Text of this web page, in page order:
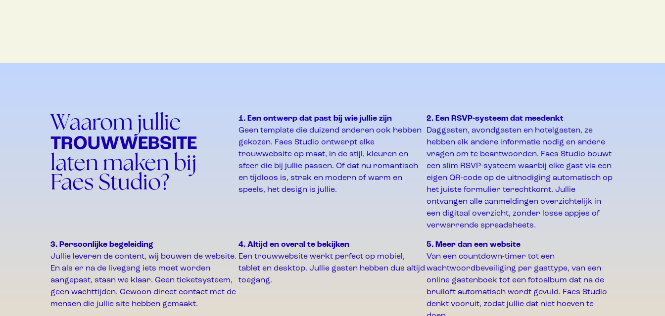
Waarom jullie
TROUWWEBSITE
laten maken bij
Faes Studio?
1. Een ontwerp dat past bij wie jullie zijn
Geen template die duizend anderen ook hebben
gekozen. Faes Studio ontwerpt elke
trouwwebsite op maat, in de stijl, kleuren en
sfeer die bij jullie passen. Of dat nu romantisch
en tijdloos is, strak en modern of warm en
speels, het design is jullie.
2. Een RSVP-systeem dat meedenkt
Daggasten, avondgasten en hotelgasten, ze
hebben elk andere informatie nodig en andere
vragen om te beantwoorden. Faes Studio bouwt
een slim RSVP-systeem waarbij elke gast via een
eigen QR-code op de uitnodiging automatisch op
het juiste formulier terechtkomt. Jullie
ontvangen alle aanmeldingen overzichtelijk in
een digitaal overzicht, zonder losse appjes of
verwarrende spreadsheets.
3. Persoonlijke begeleiding
Jullie leveren de content, wij bouwen de website.
En als er na de livegang iets moet worden
aangepast, staan we klaar. Geen ticketsysteem,
geen wachttijden. Gewoon direct contact met de
mensen die jullie site hebben gemaakt.
4. Altijd en overal te bekijken
Een trouwwebsite werkt perfect op mobiel,
tablet en desktop. Jullie gasten hebben dus altijd
toegang.
5. Meer dan een website
Van een countdown-timer tot een
wachtwoordbeveiliging per gasttype, van een
online gastenboek tot een fotoalbum dat na de
bruiloft automatisch wordt gevuld. Faes Studio
denkt vooruit, zodat jullie dat niet hoeven te